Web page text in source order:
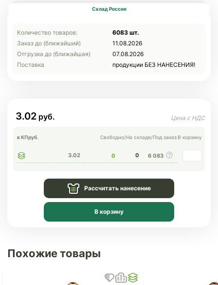
Склад Россия
Количество товаров:
6083 шт.
Заказ до (ближайший)
11.08.2026
Отгрузка до (ближайшая)
07.08.2026
Поставка
продукции БЕЗ НАНЕСЕНИЯ!
3.02
в КПруб. Свободно/На складе/Под заказ В корзину
3.02 0 0 6 083
Рассчитать нанесение
В корзину
Похожие товары